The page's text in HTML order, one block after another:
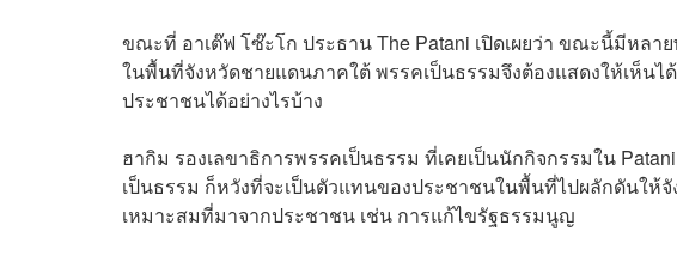
ขณะที่ อาเต๊ฟ โซ๊ะโก ประธาน The Patani เปิดเผยว่า ขณะนี้มีหล
ในพื้นที่จังหวัดชายแดนภาคใต้ พรรคเป็นธรรมจึงต้องแสดงให้เห็น
ประชาชนได้อย่างไรบ้าง
ฮากิม รองเลขาธิการพรรคเป็นธรรม ที่เคยเป็นนักกิจกรรมใน
เป็นธรรม ก็หวังที่จะเป็นตัวแทนของประชาชนในพื้นที่ไปผลักดันให้
เหมาะสมที่มาจากประชาชน เช่น การแก้ไขรัฐธรรมนูญ